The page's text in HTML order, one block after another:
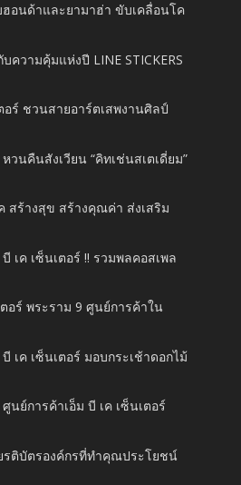
อนด้าและยามาฮ่า ขับเคลื่อนโค
ความคุ้มแห่งปี LINE STICKERS
อร์ ชวนสายอาร์ตเสพงานศิลป์
วนคืนสังเวียน “คิทเช่นสเตเดี่ยม”
สร้างสุข สร้างคุณค่า ส่งเสริม
เค เซ็นเตอร์ !! รวมพลคอสเพล
อร์ พระราม 9 ศูนย์การค้าใน
เค เซ็นเตอร์ มอบกระเช้าดอกไม้
นย์การค้าเอ็ม บี เค เซ็นเตอร์
ยรติบัตรองค์กรที่ทำคุณประโยชน์